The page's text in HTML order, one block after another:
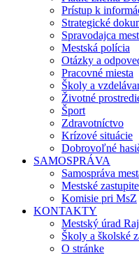
Prístup k
Strategické
Spravodajca
Mestská polícia
Otázky a
Pracovné miesta
Školy a
Životné
Šport
Zdravotníctvo
Krízové situácie
Dobrovoľné
SAMOSPRÁVA
Samospráva
Mestské
Komisie pri MsZ
KONTAKTY
Mestský úrad
Školy a školské
O stránke